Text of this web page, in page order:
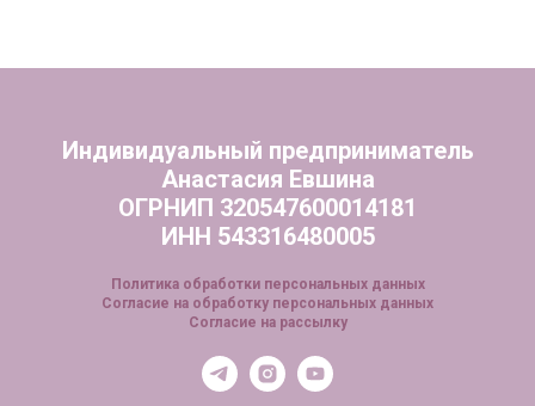
Индивидуальный предприниматель
Анастасия Евшина
ОГРНИП 320547600014181
ИНН 543316480005
Политика обработки персональных данных
Согласие на обработку персональных данных
Согласие на рассылку